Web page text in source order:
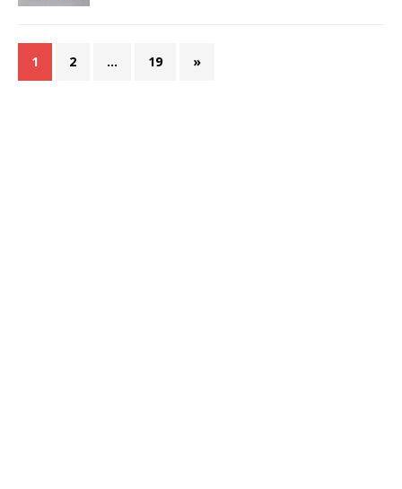
1 2 … 19 »